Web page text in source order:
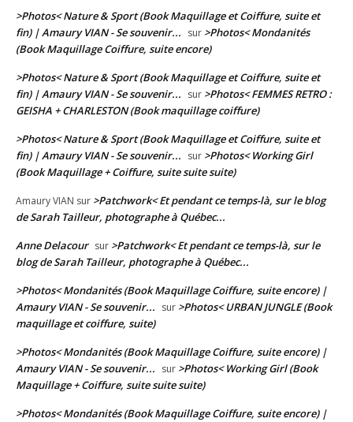
>Photos< Nature & Sport (Book Maquillage et Coiffure, suite et
fin) | Amaury VIAN - Se souvenir... sur >Photos< Mondanités
(Book Maquillage Coiffure, suite encore)
>Photos< Nature & Sport (Book Maquillage et Coiffure, suite et
fin) | Amaury VIAN - Se souvenir... sur >Photos< FEMMES RETRO :
GEISHA + CHARLESTON (Book maquillage coiffure)
>Photos< Nature & Sport (Book Maquillage et Coiffure, suite et
fin) | Amaury VIAN - Se souvenir... sur >Photos< Working Girl
(Book Maquillage + Coiffure, suite suite suite)
Amaury VIAN sur >Patchwork< Et pendant ce temps-là, sur le blog
de Sarah Tailleur, photographe à Québec...
Anne Delacour sur >Patchwork< Et pendant ce temps-là, sur le
blog de Sarah Tailleur, photographe à Québec...
>Photos< Mondanités (Book Maquillage Coiffure, suite encore) |
Amaury VIAN - Se souvenir... sur >Photos< URBAN JUNGLE (Book
maquillage et coiffure, suite)
>Photos< Mondanités (Book Maquillage Coiffure, suite encore) |
Amaury VIAN - Se souvenir... sur >Photos< Working Girl (Book
Maquillage + Coiffure, suite suite suite)
>Photos< Mondanités (Book Maquillage Coiffure, suite encore) |